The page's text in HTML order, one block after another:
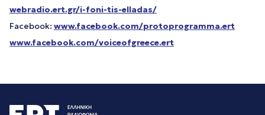
webradio.ert.gr/i-foni-tis-elladas/
Facebook: www.facebook.com/protoprogramma.ert
www.facebook.com/voiceofgreece.ert